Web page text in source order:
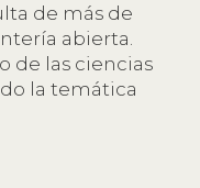
de más de
abierta.
de las ciencias
la temática